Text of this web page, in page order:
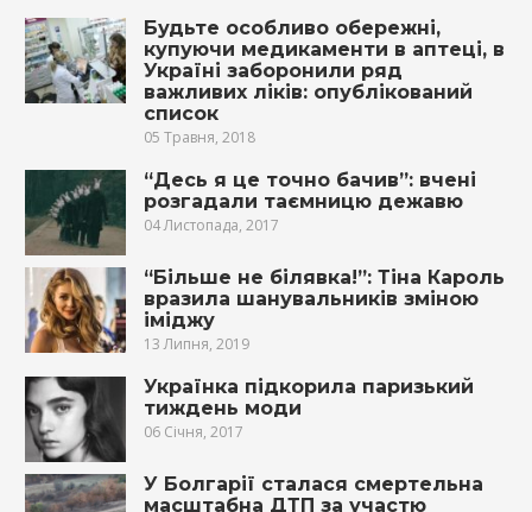
Будьте особливо обережні,
купуючи медикаменти в аптеці, в
Україні заборонили ряд
важливих ліків: опублікований
список
05 Травня, 2018
“Десь я це точно бачив”: вчені
розгадали таємницю дежавю
04 Листопада, 2017
“Більше не білявка!”: Тіна Кароль
вразила шанувальників зміною
іміджу
13 Липня, 2019
Українка підкорила паризький
тиждень моди
06 Січня, 2017
У Болгарії сталася смертельна
масштабна ДТП за участю